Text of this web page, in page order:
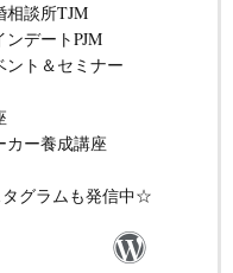
相談所TJM
ンデートPJM
ント＆セミナー
カー養成講座
グラムも発信中☆